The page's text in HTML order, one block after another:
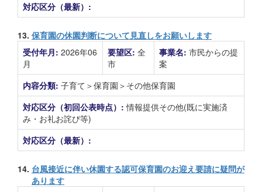
対応区分（最新）:
13. 保育園の休園判断について見直しをお願いします
受付年月: 2026年06
月
要望区: 全
市
事業名: 市民からの提
案
内容分類: 子育て＞保育園＞その他保育園
対応区分（初回公表時点）:情報提供その他(既に実施済
み・お礼お詫び等)
対応区分（最新）:
14. 台風接近に伴い休園する認可保育園のお迎え要請に疑問が
あります